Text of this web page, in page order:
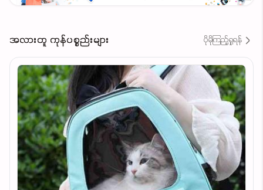
အလားတူ ကုန်ပစ္စည်းများ ပိုမိုကြည့်ရှုရန်